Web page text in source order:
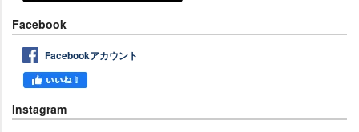
Facebook
Facebookアカウント
Instagram